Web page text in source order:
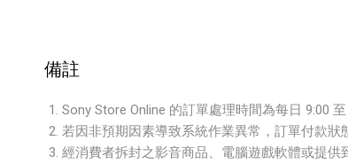
備註
Sony Store Online 的訂單處理時間為每日 9:00
若因非預期因素導致系統作業異常，訂單付款狀
經消費者拆封之影音商品、電腦遊戲軟體或提